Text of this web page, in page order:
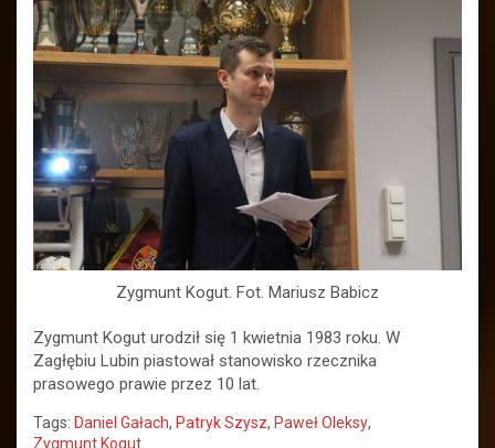
Zygmunt Kogut. Fot. Mariusz Babicz
Zygmunt Kogut urodził się 1 kwietnia 1983 roku. W
Zagłębiu Lubin piastował stanowisko rzecznika
prasowego prawie przez 10 lat.
Tags: Daniel Gałach, Patryk Szysz, Paweł Oleksy,
Zygmunt Kogut